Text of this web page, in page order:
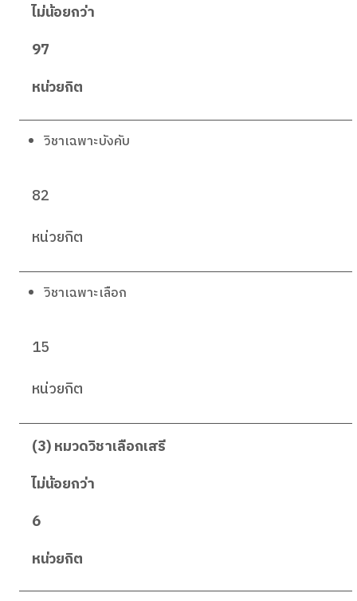
ไม่น้อยกว่า
97
หน่วยกิต
วิชาเฉพาะบังคับ
82
หน่วยกิต
วิชาเฉพาะเลือก
15
หน่วยกิต
(3) หมวดวิชาเลือกเสรี
ไม่น้อยกว่า
6
หน่วยกิต